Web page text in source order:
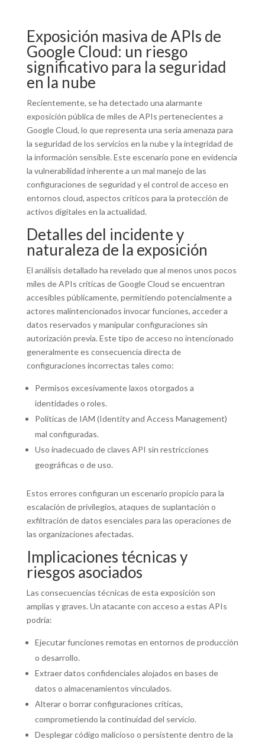
Exposición masiva de APIs de
Google Cloud: un riesgo
significativo para la seguridad
en la nube
Recientemente, se ha detectado una alarmante
exposición pública de miles de APIs pertenecientes a
Google Cloud, lo que representa una seria amenaza para
la seguridad de los servicios en la nube y la integridad de
la información sensible. Este escenario pone en evidencia
la vulnerabilidad inherente a un mal manejo de las
configuraciones de seguridad y el control de acceso en
entornos cloud, aspectos críticos para la protección de
activos digitales en la actualidad.
Detalles del incidente y
naturaleza de la exposición
El análisis detallado ha revelado que al menos unos pocos
miles de APIs críticas de Google Cloud se encuentran
accesibles públicamente, permitiendo potencialmente a
actores malintencionados invocar funciones, acceder a
datos reservados y manipular configuraciones sin
autorización previa. Este tipo de acceso no intencionado
generalmente es consecuencia directa de
configuraciones incorrectas tales como:
Permisos excesivamente laxos otorgados a
identidades o roles.
Políticas de IAM (Identity and Access Management)
mal configuradas.
Uso inadecuado de claves API sin restricciones
geográficas o de uso.
Estos errores configuran un escenario propicio para la
escalación de privilegios, ataques de suplantación o
exfiltración de datos esenciales para las operaciones de
las organizaciones afectadas.
Implicaciones técnicas y
riesgos asociados
Las consecuencias técnicas de esta exposición son
amplias y graves. Un atacante con acceso a estas APIs
podría:
Ejecutar funciones remotas en entornos de producción
o desarrollo.
Extraer datos confidenciales alojados en bases de
datos o almacenamientos vinculados.
Alterar o borrar configuraciones críticas,
comprometiendo la continuidad del servicio.
Desplegar código malicioso o persistente dentro de la